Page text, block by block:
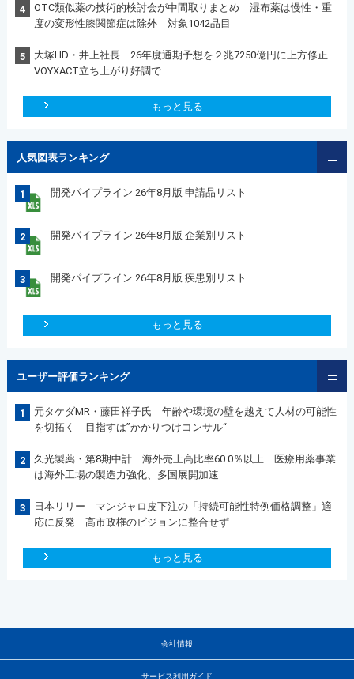
4
OTC類似薬の技術的検討会が中間取りまとめ 湿布薬は慢性・重
度の変形性膝関節症は除外 対象1042品目
5
大塚HD・井上社長 26年度通期予想を２兆7250億円に上方修正
VOYXACT立ち上がり好調で
もっと見る
人気図表ランキング
1 開発パイプライン 26年8月版 申請品リスト
2 開発パイプライン 26年8月版 企業別リスト
3 開発パイプライン 26年8月版 疾患別リスト
もっと見る
ユーザー評価ランキング
1
元タケダMR・藤田祥子氏 年齢や環境の壁を越えて人材の可能性
を切拓く 目指すは”かかりつけコンサル“
2
久光製薬・第8期中計 海外売上高比率60.0％以上 医療用薬事業
は海外工場の製造力強化、多国展開加速
3
日本リリー マンジャロ皮下注の「持続可能性特例価格調整」適
応に反発 高市政権のビジョンに整合せず
もっと見る
会社情報
サービス利用ガイド